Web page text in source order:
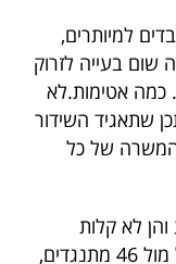
למיותרים,
שום בעייה לזרוק
אטימות.לא
שתאגיד השידור
של כל
לא קלות
בכלל. 49 חברי כנסת תמכו בהצעה, אל מול 46 מתנגדים,